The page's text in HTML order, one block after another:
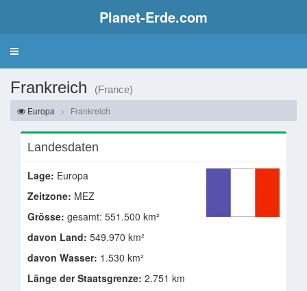
Planet-Erde.com
Frankreich
(France)
Europa
Frankreich
Landesdaten
Lage: Europa
Zeitzone: MEZ
Grösse: gesamt: 551.500 km²
davon Land: 549.970 km²
davon Wasser: 1.530 km²
Länge der Staatsgrenze: 2.751 km